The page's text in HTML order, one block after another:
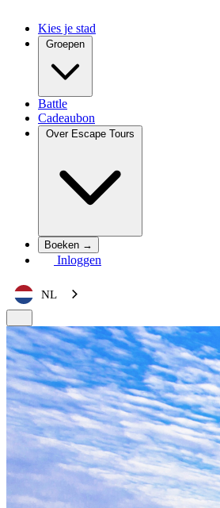
Kies je stad
Groepen
Battle
Cadeaubon
Over Escape Tours
Boeken →
Inloggen
NL